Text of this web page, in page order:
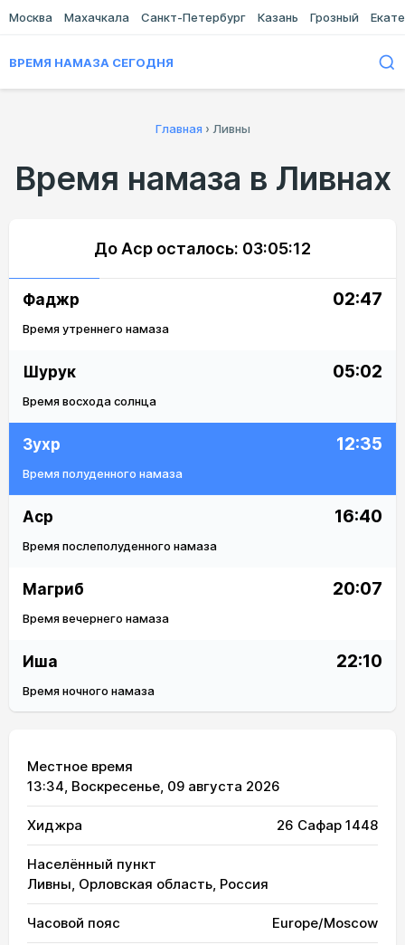
Москва Махачкала Санкт-Петербург Казань Грозный
ВРЕМЯ НАМАЗА СЕГОДНЯ
Главная › Ливны
Время намаза в Ливнах
До Аср осталось: 03:05:12
Фаджр 02:47
Время утреннего намаза
Шурук 05:02
Время восхода солнца
Зухр 12:35
Время полуденного намаза
Аср 16:40
Время послеполуденного намаза
Магриб 20:07
Время вечернего намаза
Иша 22:10
Время ночного намаза
Местное время
13:34, Воскресенье, 09 августа 2026
Хиджра 26 Сафар 1448
Населённый пункт
Ливны, Орловская область, Россия
Часовой пояс Europe/Moscow